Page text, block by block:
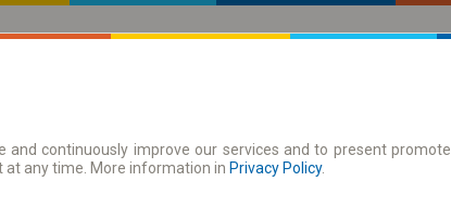
Časové jízdenky
and continuously improve our services and to present
at any time. More information in Privacy Policy.